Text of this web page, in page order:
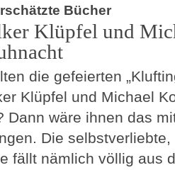
Bücher
Klüpfel und
die gefeierten
Klüpfel und Michael
Dann wäre ihnen das
Die
fällt nämlich völlig aus